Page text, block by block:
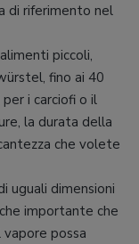
di riferimento nel
piccoli,
fino ai 40
per i carciofi o il
la durata della
che volete
uguali dimensioni
importante che
vapore possa